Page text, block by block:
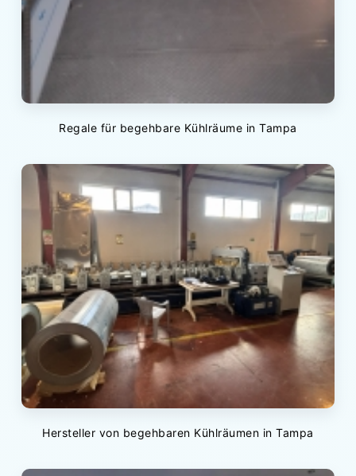
Regale für begehbare Kühlräume in Tampa
Hersteller von begehbaren Kühlräumen in Tampa